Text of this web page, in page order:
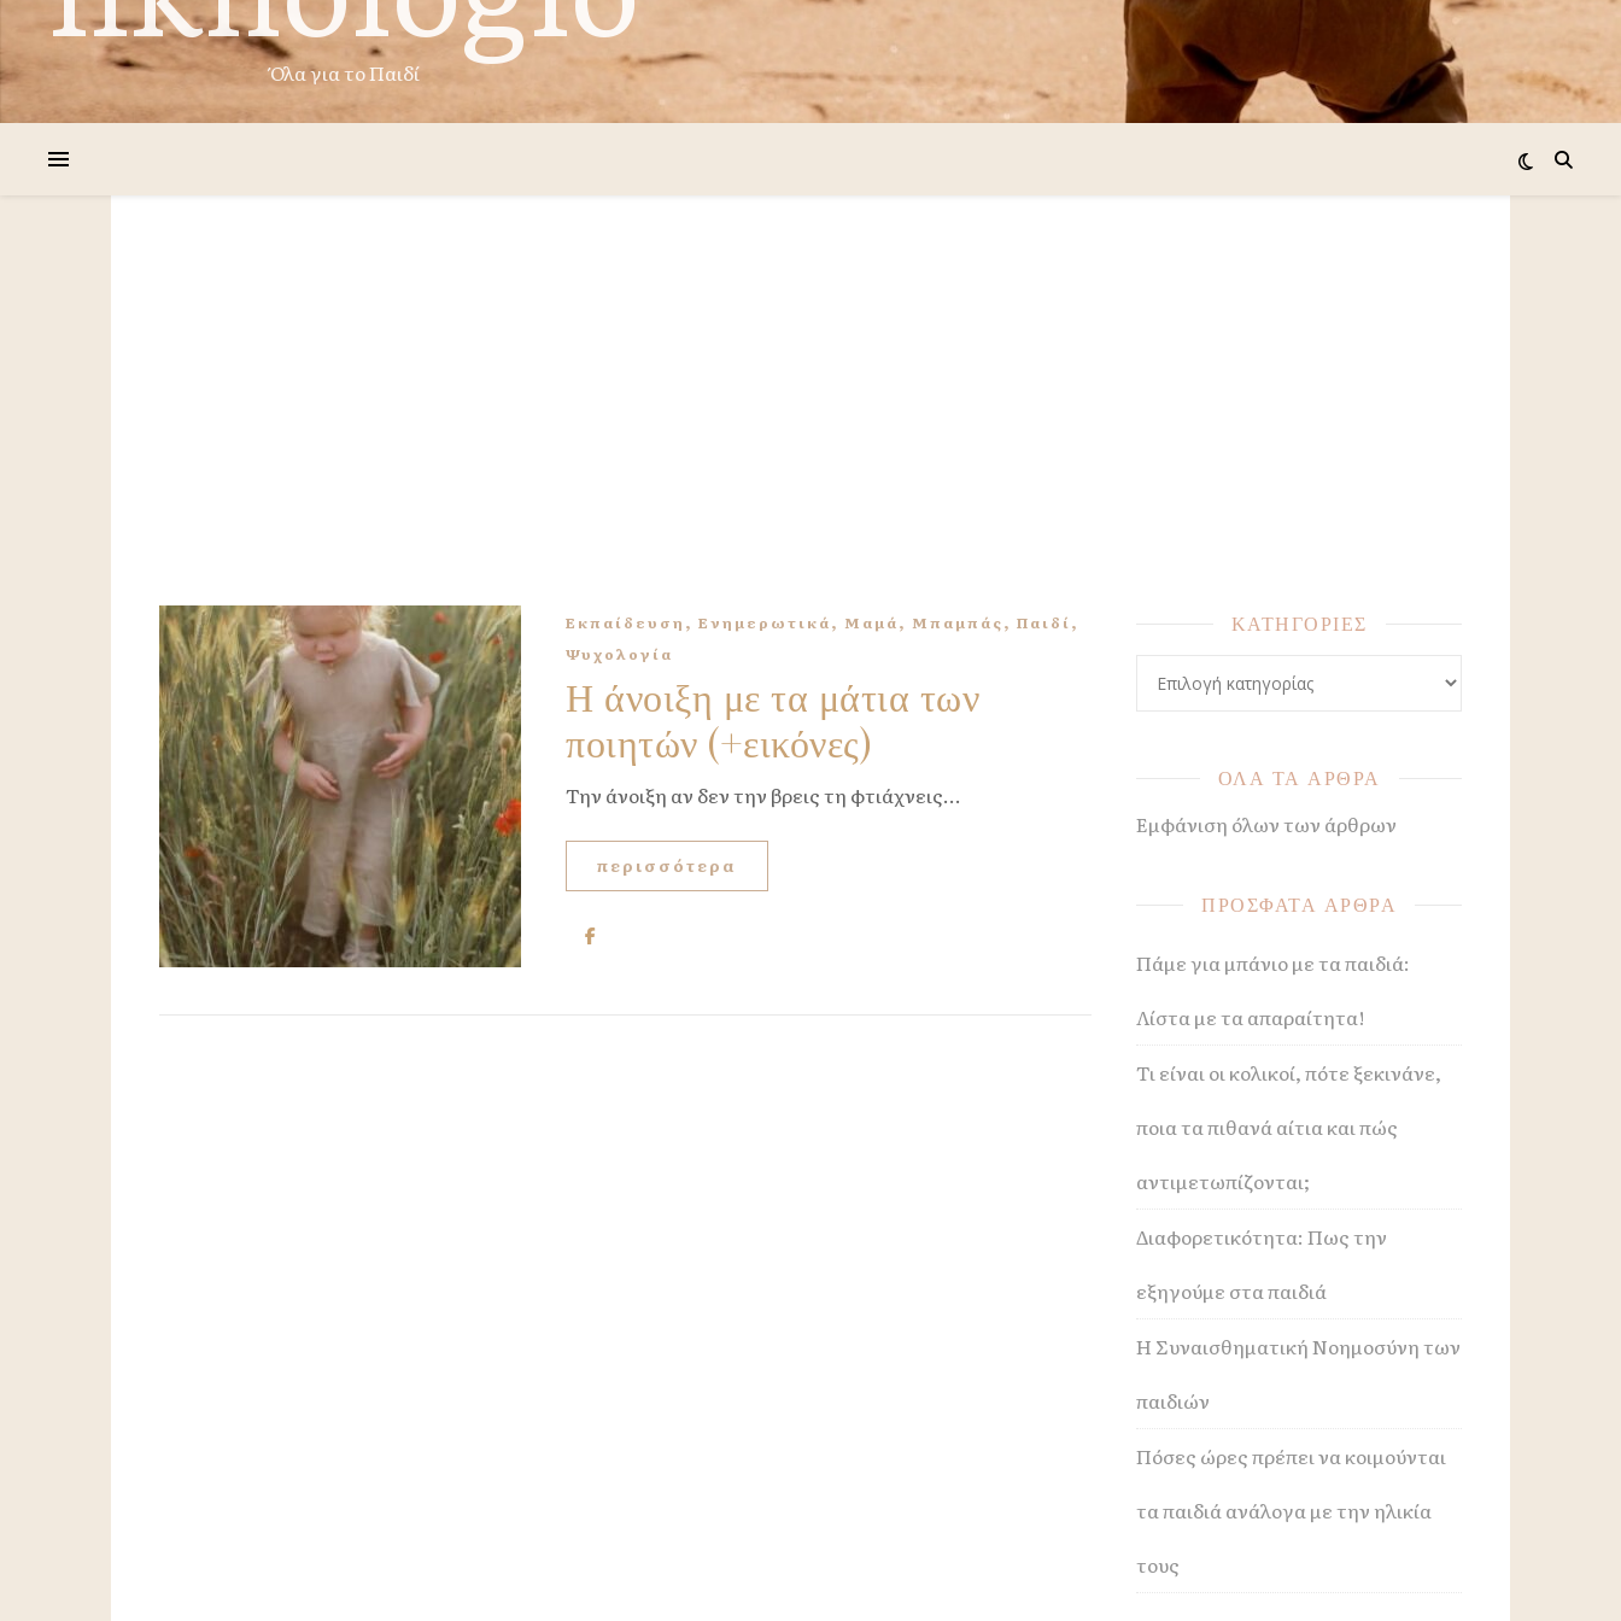
Όλα για το Παιδί
Εκπαίδευση , Ενημερωτικά, Μαμά, Μπαμπάς, Παιδί,
Ψυχολογία
Η άνοιξη με τα μάτια των
ποιητών (+εικόνες)
Την άνοιξη αν δεν την βρεις τη φτιάχνεις...
περισσότερα
ΚΑΤΗΓΟΡΙΕΣ
ΟΛΑ ΤΑ ΑΡΘΡΑ
Εμφάνιση όλων των άρθρων
ΠΡΟΣΦΑΤΑ ΑΡΘΡΑ
Πάμε για μπάνιο με τα παιδιά:
Λίστα με τα απαραίτητα!
Τι είναι οι κολικοί, πότε ξεκινάνε,
ποια τα πιθανά αίτια και πώς
αντιμετωπίζονται;
Διαφορετικότητα: Πως την
εξηγούμε στα παιδιά
Η Συναισθηματική Νοημοσύνη των
παιδιών
Πόσες ώρες πρέπει να κοιμούνται
τα παιδιά ανάλογα με την ηλικία
τους